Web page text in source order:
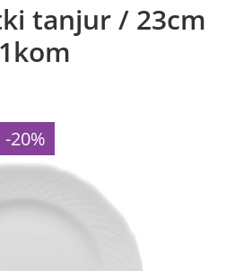
tanjur / 23cm
-20%